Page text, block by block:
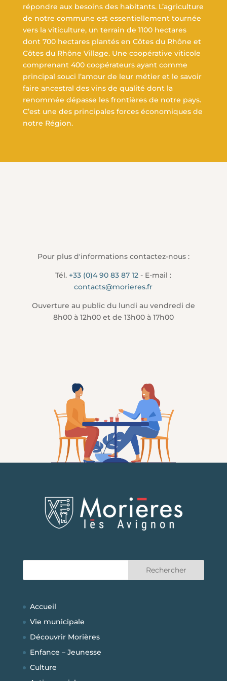
répondre aux besoins des habitants. L’agriculture
de notre commune est essentiellement tournée
vers la viticulture, un terrain de 1100 hectares
dont 700 hectares plantés en Côtes du Rhône et
Côtes du Rhône Village. Une coopérative viticole
comprenant 400 coopérateurs ayant comme
principal souci l’amour de leur métier et le savoir
faire ancestral des vins de qualité dont la
renommée dépasse les frontières de notre pays.
C’est une des principales forces économiques de
notre Région.
Pour plus d'informations contactez-nous :
Tél. +33 (0)4 90 83 87 12 - E-mail :
contacts@morieres.fr
Ouverture au public du lundi au vendredi de
8h00 à 12h00 et de 13h00 à 17h00
Accueil
Vie municipale
Découvrir Morières
Enfance – Jeunesse
Culture